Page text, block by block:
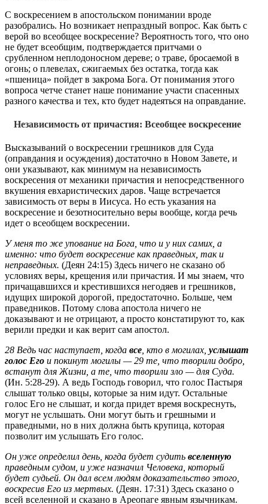
С воскресением в апостольском понимании вроде
разобрались. Но возникает непраздный вопрос. Как быть с
верой во всеобщее воскресение? Вероятность того, что оно
не будет всеобщим, подтверждается притчами о
срубленном неплодоносном дереве; о траве, бросаемой в
огонь; о плевелах, сжигаемых без остатка, тогда как
«пшеница» пойдет в закрома Бога. От понимания этого
вопроса четче станет наше понимание участи спасенных
разного качества и тех, кто будет надеяться на оправдание.
Независимость от причастия: Всеобщее воскресение
Высказываний о воскресении грешников для Суда
(оправдания и осуждения) достаточно в Новом Завете, и
они указывают, как минимум на независимость
воскресения от механики причастия и непосредственного
вкушения евхаристических даров. Чаще встречается
зависимость от веры в Иисуса. Но есть указания на
воскресение и безотносительно веры вообще, когда речь
идет о всеобщем воскресении.
У меня то же упование на Бога, что и у них самих, а
именно: что будет воскресение как праведных, так и
неправедных. (Деян 24:15) Здесь ничего не сказано об
условиях веры, крещения или причастия. И мы знаем, что
причащавшихся и крестившихся негодяев и грешников,
идущих широкой дорогой, предостаточно. Больше, чем
праведников. Потому слова апостола ничего не
доказывают и не отрицают, а просто констатируют то, как
верили предки и как верит сам апостол.
28 Ведь час наступает, когда все, кто в могилах, услышат
голос Его и покинут могилы — 29 те, что творили добро,
встанут для Жизни, а те, что творили зло — для Суда.
(Ин. 5:28-29). А ведь Господь говорил, что голос Пастыря
слышат только овцы, которые за ним идут. Остальные
голос Его не слышат, и когда придет время воскреснуть,
могут не услышать. Они могут быть и грешными и
праведными, но в них должна быть крупица, которая
позволит им услышать Его голос.
Он уже определил день, когда будет судить вселенную
праведным судом, и уже назначил Человека, который
будет судьей. Он дал всем людям доказательство этого,
воскресив Его из мертвых. (Деян. 17:31) Здесь сказано о
всей вселенной и сказано в Ареопаге явным язычникам.